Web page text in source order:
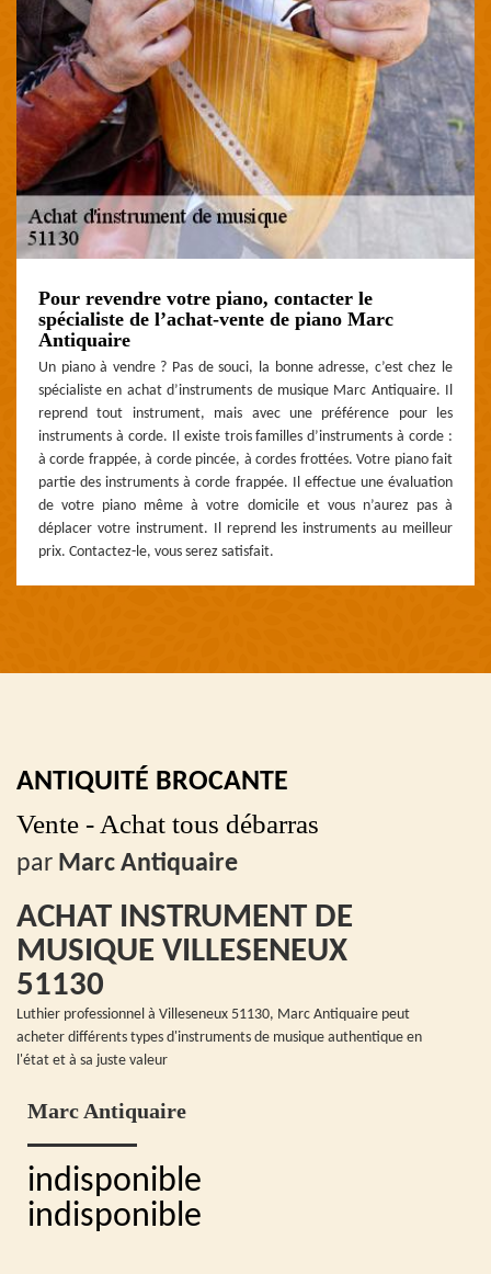
Pour revendre votre piano, contacter le
spécialiste de l’achat-vente de piano Marc
Antiquaire
Un piano à vendre ? Pas de souci, la bonne adresse, c’est chez le
spécialiste en achat d’instruments de musique Marc Antiquaire. Il
reprend tout instrument, mais avec une préférence pour les
instruments à corde. Il existe trois familles d’instruments à corde :
à corde frappée, à corde pincée, à cordes frottées. Votre piano fait
partie des instruments à corde frappée. Il effectue une évaluation
de votre piano même à votre domicile et vous n’aurez pas à
déplacer votre instrument. Il reprend les instruments au meilleur
prix. Contactez-le, vous serez satisfait.
ANTIQUITÉ BROCANTE
Vente - Achat tous débarras
par Marc Antiquaire
ACHAT INSTRUMENT DE
MUSIQUE VILLESENEUX
51130
Luthier professionnel à Villeseneux 51130, Marc Antiquaire peut
acheter différents types d'instruments de musique authentique en
l'état et à sa juste valeur
Marc Antiquaire
indisponible
indisponible